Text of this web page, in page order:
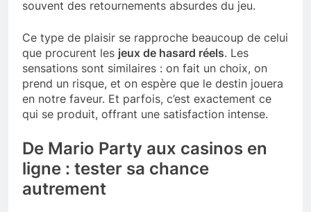
souvent des retournements absurdes du jeu.
Ce type de plaisir se rapproche beaucoup de celui
que procurent les jeux de hasard réels. Les
sensations sont similaires : on fait un choix, on
prend un risque, et on espère que le destin jouera
en notre faveur. Et parfois, c’est exactement ce
qui se produit, offrant une satisfaction intense.
De Mario Party aux casinos en
ligne : tester sa chance
autrement